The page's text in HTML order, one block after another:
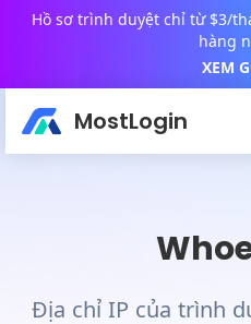
Hồ sơ trình duyệt chỉ từ $3/
hàng
XEM
MostLogin
Địa chỉ IP của trình